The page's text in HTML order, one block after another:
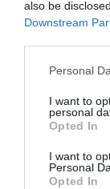
also be
Downstream
Personal
I want to
personal
Opted In
I want to
Personal
Opted In
millones de
convertido
conocimiento
artificial como
generar